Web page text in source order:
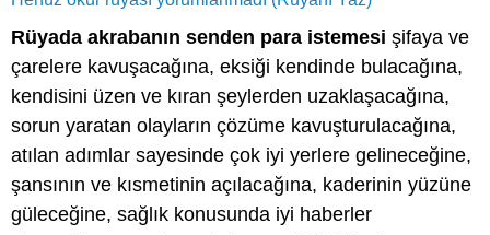
Rüyada akrabanın senden para istemesi şifaya ve
çarelere kavuşacağına, eksiği kendinde bulacağına,
kendisini üzen ve kıran şeylerden uzaklaşacağına,
sorun yaratan olayların çözüme kavuşturulacağına,
atılan adımlar sayesinde çok iyi yerlere gelineceğine,
şansının ve kısmetinin açılacağına, kaderinin yüzüne
güleceğine, sağlık konusunda iyi haberler